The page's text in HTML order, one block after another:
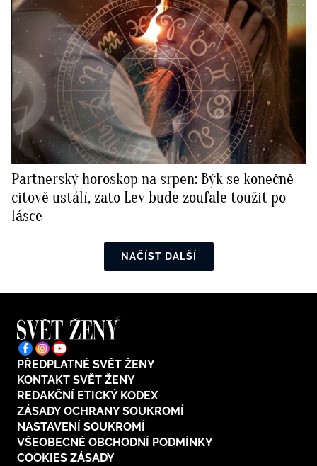
Partnerský horoskop na srpen: Býk se konečně
citově ustálí, zato Lev bude zoufale toužit po
lásce
NAČÍST DALŠÍ
PŘEDPLATNÉ SVĚT ŽENY
KONTAKT SVĚT ŽENY
REDAKČNÍ ETICKÝ KODEX
ZÁSADY OCHRANY SOUKROMÍ
NASTAVENÍ SOUKROMÍ
VŠEOBECNÉ OBCHODNÍ PODMÍNKY
COOKIES ZÁSADY